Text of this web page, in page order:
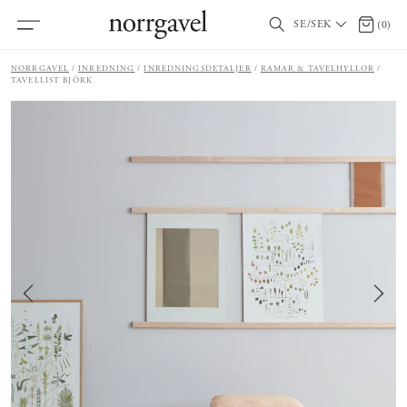
SE/SEK 0 (0)
NORRGAVEL INREDNING INREDNINGSDETALJER
RAMAR & TAVELHYLLOR
TAVELLIST BJÖRK